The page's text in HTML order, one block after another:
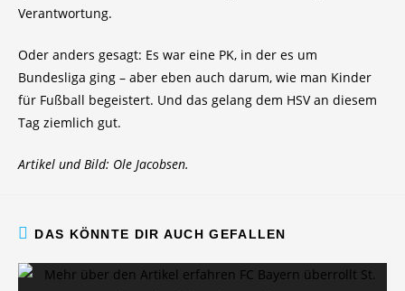
Verantwortung.
Oder anders gesagt: Es war eine PK, in der es um
Bundesliga ging – aber eben auch darum, wie man Kinder
für Fußball begeistert. Und das gelang dem HSV an diesem
Tag ziemlich gut.
Artikel und Bild: Ole Jacobsen.
DAS KÖNNTE DIR AUCH GEFALLEN